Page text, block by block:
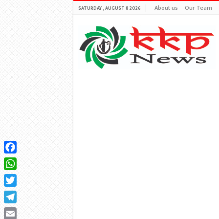
SATURDAY , AUGUST 8 2026 About us Our Team
Facebook
WhatsApp
Twitter
Telegram